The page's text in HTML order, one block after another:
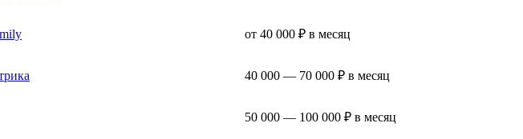
от 40 000 ₽ в месяц
40 000 — 70 000 ₽ в месяц
50 000 — 100 000 ₽ в месяц